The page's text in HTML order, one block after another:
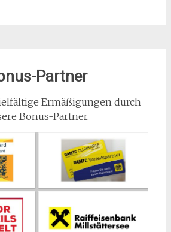
Partner
Ermäßigungen durch
Bonus-Partner.